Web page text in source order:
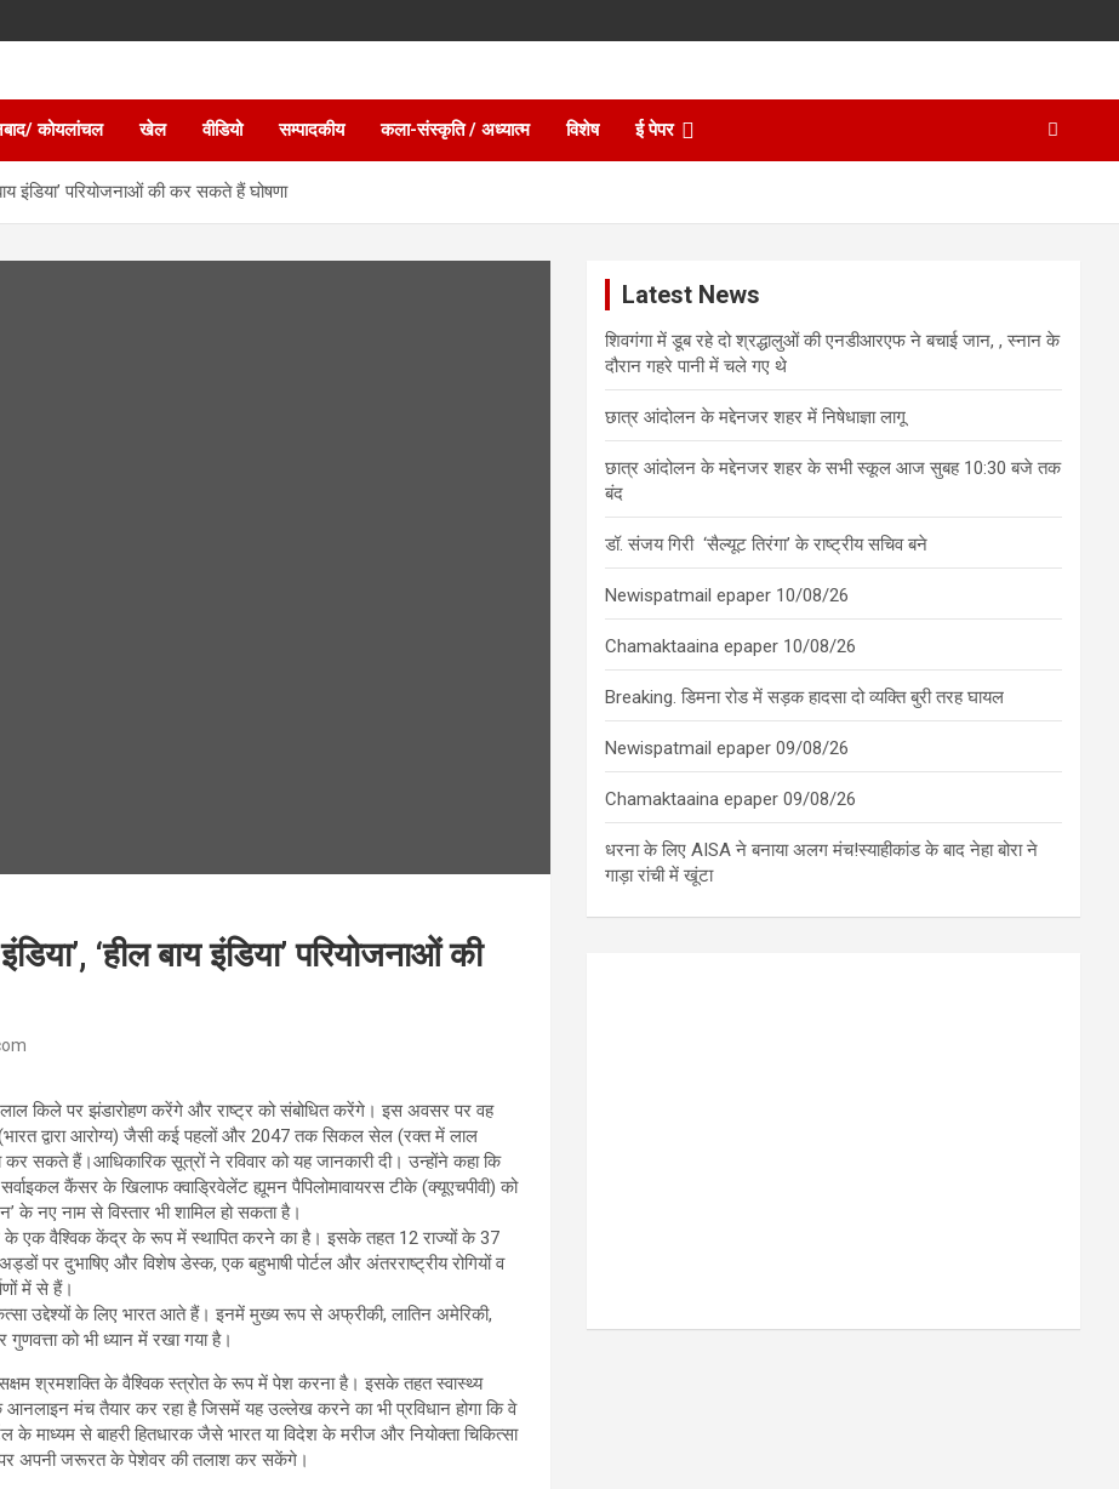
कोयलांचल खेल वीडियो सम्पादकीय कला-संस्कृति / अध्यात्म विशेष ई पेपर
इंडिया’ परियोजनाओं की कर सकते हैं घोषणा
‘हील बाय इंडिया’ परियोजनाओं की
लाल किले पर झंडारोहण करेंगे और राष्ट्र को संबोधित करेंगे। इस अवसर पर वह
(भारत द्वारा आरोग्य) जैसी कई पहलों और 2047 तक सिकल सेल (रक्त में लाल
सकते हैं।आधिकारिक सूत्रों ने रविवार को यह जानकारी दी। उन्होंने कहा कि
कैंसर के खिलाफ क्वाड्रिवेलेंट ह्यूमन पैपिलोमावायरस टीके (क्यूएचपीवी) को
के नए नाम से विस्तार भी शामिल हो सकता है।
के एक वैश्विक केंद्र के रूप में स्थापित करने का है। इसके तहत 12 राज्यों के 37
अड्डों पर दुभाषिए और विशेष डेस्क, एक बहुभाषी पोर्टल और अंतरराष्ट्रीय रोगियों व
में से हैं।
उद्देश्यों के लिए भारत आते हैं। इनमें मुख्य रूप से अफ्रीकी, लातिन अमेरिकी,
को भी ध्यान में रखा गया है।
सक्षम श्रमशक्ति के वैश्विक स्त्रोत के रूप में पेश करना है। इसके तहत स्वास्थ्य
आनलाइन मंच तैयार कर रहा है जिसमें यह उल्लेख करने का भी प्रविधान होगा कि वे
माध्यम से बाहरी हितधारक जैसे भारत या विदेश के मरीज और नियोक्ता चिकित्सा
पर अपनी जरूरत के पेशेवर की तलाश कर सकेंगे।
Latest News
शिवगंगा में डूब रहे दो श्रद्धालुओं की एनडीआरएफ ने बचाई जान, , स्नान के
दौरान गहरे पानी में चले गए थे
छात्र आंदोलन के मद्देनजर शहर में निषेधाज्ञा लागू
छात्र आंदोलन के मद्देनजर शहर के सभी स्कूल आज सुबह 10:30 बजे तक
बंद
डॉ. संजय गिरी ‘सैल्यूट तिरंगा’ के राष्ट्रीय सचिव बने
Newispatmail epaper 10/08/26
Chamaktaaina epaper 10/08/26
Breaking. डिमना रोड में सड़क हादसा दो व्यक्ति बुरी तरह घायल
Newispatmail epaper 09/08/26
Chamaktaaina epaper 09/08/26
धरना के लिए AISA ने बनाया अलग मंच!स्याहीकांड के बाद नेहा बोरा ने
गाड़ा रांची में खूंटा